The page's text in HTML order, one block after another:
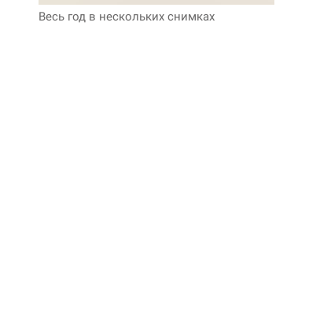
Весь год в нескольких снимках